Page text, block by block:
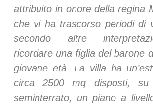
attribuito in onore della regina
che vi ha trascorso periodi di
secondo altre
ricordare una figlia del barone
giovane età. La villa ha
circa 2500 mq disposti,
seminterrato, un piano a